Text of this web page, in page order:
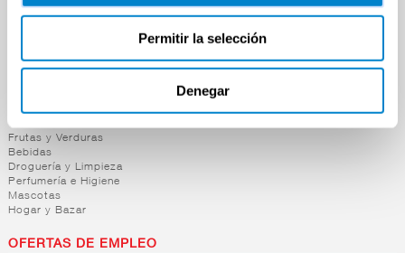
Permitir la selección
Denegar
SUPERMERCADO
Lácteos
Charcutería
Quesos al Corte
Frutas y Verduras
Bebidas
Droguería y Limpieza
Perfumería e Higiene
Mascotas
Hogar y Bazar
OFERTAS DE EMPLEO